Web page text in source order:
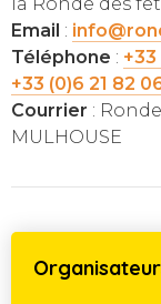
la Ronde des
Email :
Téléphone : +33
+33 (0)6 21 82
Courrier :
MULHOUSE